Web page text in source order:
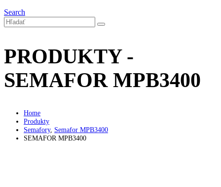
Search
PRODUKTY -
SEMAFOR MPB3400
Home
Produkty
Semafory, Semafor MPB3400
SEMAFOR MPB3400